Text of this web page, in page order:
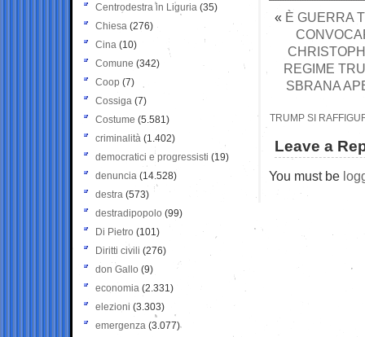
« È GUERRA
REGIME
SBRANA
TRUMP SI
Leave a
You must be
Centrodestra in Liguria (35)
Chiesa (276)
Cina (10)
Comune (342)
Coop (7)
Cossiga (7)
Costume (5.581)
criminalità (1.402)
democratici e progressisti (19)
denuncia (14.528)
destra (573)
destradipopolo (99)
Di Pietro (101)
Diritti civili (276)
don Gallo (9)
economia (2.331)
elezioni (3.303)
emergenza (3.077)